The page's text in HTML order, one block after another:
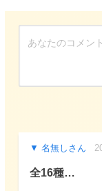
名無しさん
全16種…